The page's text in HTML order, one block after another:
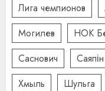
Лига чемпионов
Могилев
НОК
Саснович
Саяпін
Хмыль
Шульга